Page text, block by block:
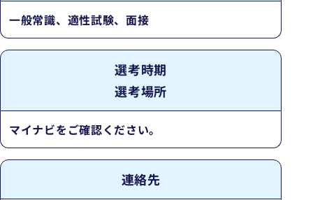
一般常識、適性試験、面接
選考時期
選考場所
マイナビをご確認ください。
連絡先